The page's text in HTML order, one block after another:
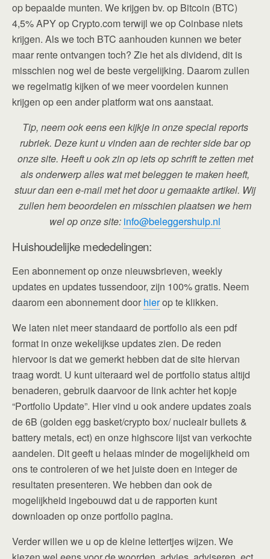
op bepaalde munten. We krijgen bv. op Bitcoin (BTC)
4,5% APY op Crypto.com terwijl we op Coinbase niets
krijgen. Als we toch BTC aanhouden kunnen we beter
maar rente ontvangen toch? Zie het als dividend, dit is
misschien nog wel de beste vergelijking. Daarom zullen
we regelmatig kijken of we meer voordelen kunnen
krijgen op een ander platform wat ons aanstaat.
Tip, neem ook eens een kijkje in onze special reports
rubriek. Deze kunt u vinden aan de rechter side bar op
onze site. Heeft u ook zin op iets op schrift te zetten met
als onderwerp alles wat met beleggen te maken heeft,
stuur dan een e-mail met het door u gemaakte artikel. Wij
zullen hem beoordelen en misschien plaatsen we hem
wel op onze site: info@beleggershulp.nl
Huishoudelijke mededelingen:
Een abonnement op onze nieuwsbrieven, weekly
updates en updates tussendoor, zijn 100% gratis. Neem
daarom een abonnement door hierop te klikken.
We laten niet meer standaard de portfolio als een pdf
format in onze wekelijkse updates zien. De reden
hiervoor is dat we gemerkt hebben dat de site hiervan
traag wordt. U kunt uiteraard wel de portfolio status altijd
benaderen, gebruik daarvoor de link achter het kopje
“Portfolio Update”. Hier vind u ook andere updates zoals
de 6B (golden egg basket/crypto box/ nucleair bullets &
battery metals, ect) en onze highscore lijst van verkochte
aandelen. Dit geeft u helaas minder de mogelijkheid om
ons te controleren of we het juiste doen en integer de
resultaten presenteren. We hebben dan ook de
mogelijkheid ingebouwd dat u de rapporten kunt
downloaden op onze portfolio pagina.
Verder willen we u op de kleine lettertjes wijzen. We